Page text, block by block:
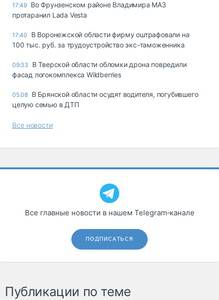
17:49 Во Фрунзенском районе Владимира МАЗ
протаранил Lada Vesta
17:40
В Воронежской области фирму оштрафовали на
100 тыс. руб. за трудоустройство экс-таможенника
09:33
В Тверской области обломки дрона повредили
фасад логокомплекса Wildberries
05.08 В Брянской области осудят водителя, погубившего
целую семью в ДТП
Все новости
Все главные новости в нашем Telegram‑канале
ПОДПИСАТЬСЯ
Публикации по теме